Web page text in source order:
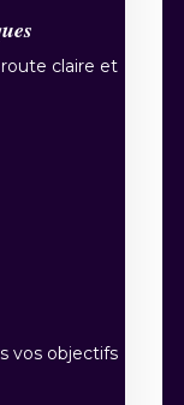
claire et
vos objectifs